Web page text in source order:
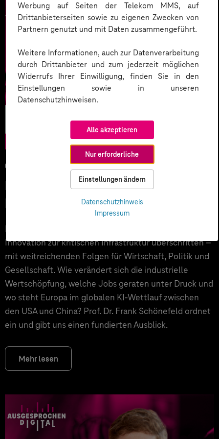
Werbung auf Seiten der Telekom MMS, auf
Drittanbieterseiten sowie zu eigenen Zwecken von
Partnern genutzt und mit Daten zusammengeführt.
Weitere Informationen, auch zur Datenverarbeitung
durch Drittanbieter und zum jederzeit möglichen
Widerrufs Ihrer Einwilligung, finden Sie in den
Einstellungen sowie in unseren
Datenschutzhinweisen.
Alle akzeptieren
Nur erforderliche
Einstellungen ändern
Datenschutzhinweis
Impressum
05.02.2026
KI-Wettlauf 2026: Innovationen,
Investitionen und Machtfragen
Künstliche Intelligenz hat die Schwelle von der
Innovation zur kritischen Infrastruktur überschritten –
mit weitreichenden Folgen für Wirtschaft, Politik und
Gesellschaft. Wie verändert sich die industrielle
Wertschöpfung, welche Jobs geraten unter Druck und
wo steht Europa im globalen KI-Wettlauf zwischen
den USA und China? Prof. Dr. Frank Schönefeld ordnet
ein und gibt uns einen fundierten Ausblick.
Mehr lesen